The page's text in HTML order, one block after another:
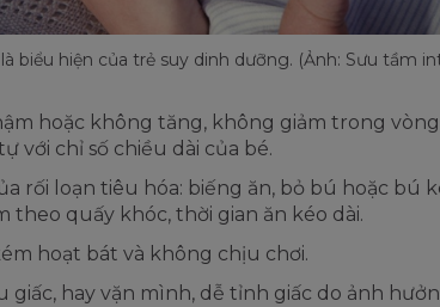
biểu hiện của trẻ suy dinh dưỡng. (Ảnh: Sưu tầm
hoặc không tăng, không giảm trong
với chỉ số chiều dài của bé.
rối loạn tiêu hóa: biếng ăn, bỏ bú hoặc bú
theo quấy khóc, thời gian ăn kéo dài.
hoạt bát và không chịu chơi.
giấc, hay vặn mình, dễ tỉnh giấc do ảnh